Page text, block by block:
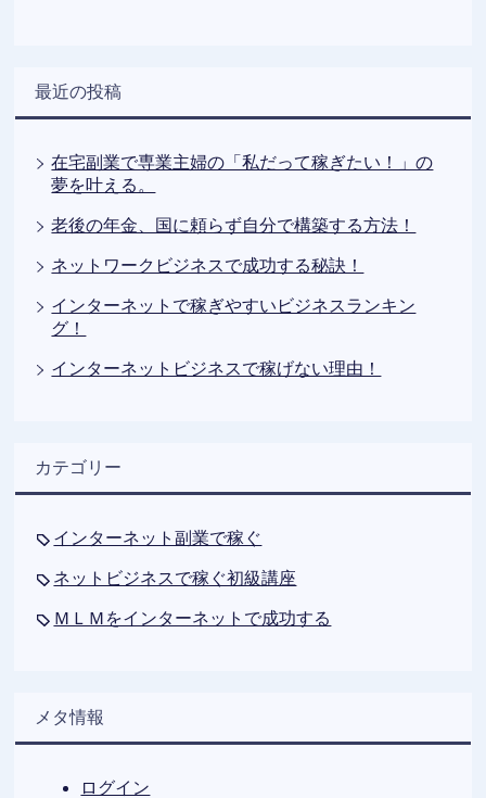
最近の投稿
在宅副業で専業主婦の「私だって稼ぎたい！」の
夢を叶える。
老後の年金、国に頼らず自分で構築する方法！
ネットワークビジネスで成功する秘訣！
インターネットで稼ぎやすいビジネスランキン
グ！
インターネットビジネスで稼げない理由！
カテゴリー
インターネット副業で稼ぐ
ネットビジネスで稼ぐ初級講座
ＭＬＭをインターネットで成功する
メタ情報
ログイン